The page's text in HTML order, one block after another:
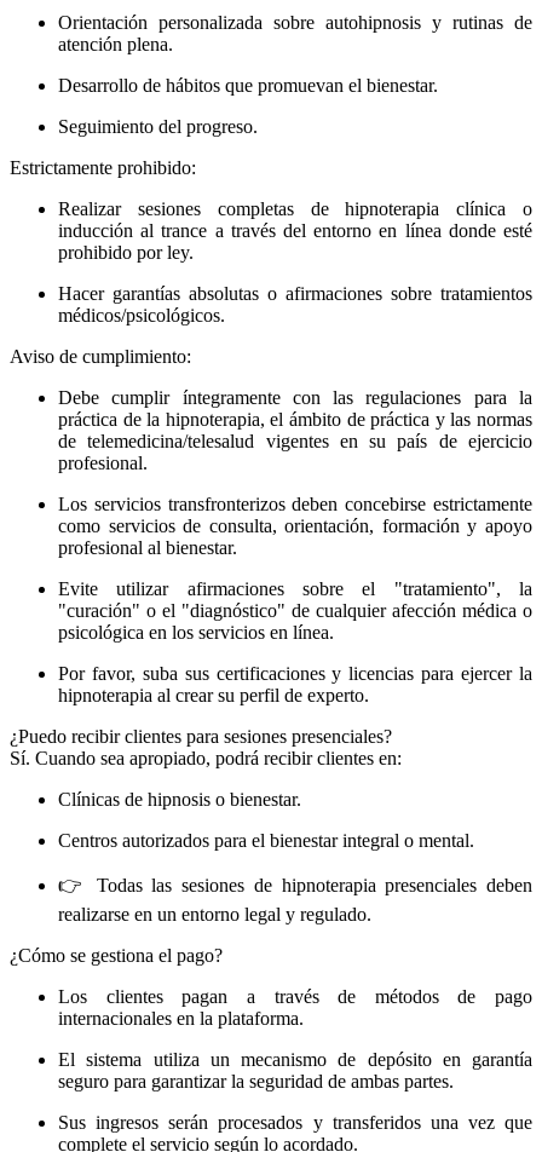
Orientación personalizada sobre autohipnosis y rutinas de
atención plena.
Desarrollo de hábitos que promuevan el bienestar.
Seguimiento del progreso.
Estrictamente prohibido:
Realizar sesiones completas de hipnoterapia clínica o
inducción al trance a través del entorno en línea donde esté
prohibido por ley.
Hacer garantías absolutas o afirmaciones sobre tratamientos
médicos/psicológicos.
Aviso de cumplimiento:
Debe cumplir íntegramente con las regulaciones para la
práctica de la hipnoterapia, el ámbito de práctica y las normas
de telemedicina/telesalud vigentes en su país de ejercicio
profesional.
Los servicios transfronterizos deben concebirse estrictamente
como servicios de consulta, orientación, formación y apoyo
profesional al bienestar.
Evite utilizar afirmaciones sobre el "tratamiento", la
"curación" o el "diagnóstico" de cualquier afección médica o
psicológica en los servicios en línea.
Por favor, suba sus certificaciones y licencias para ejercer la
hipnoterapia al crear su perfil de experto.
¿Puedo recibir clientes para sesiones presenciales?
Sí. Cuando sea apropiado, podrá recibir clientes en:
Clínicas de hipnosis o bienestar.
Centros autorizados para el bienestar integral o mental.
👉 Todas las sesiones de hipnoterapia presenciales deben
realizarse en un entorno legal y regulado.
¿Cómo se gestiona el pago?
Los clientes pagan a través de métodos de pago
internacionales en la plataforma.
El sistema utiliza un mecanismo de depósito en garantía
seguro para garantizar la seguridad de ambas partes.
Sus ingresos serán procesados ​​y transferidos una vez que
complete el servicio según lo acordado.